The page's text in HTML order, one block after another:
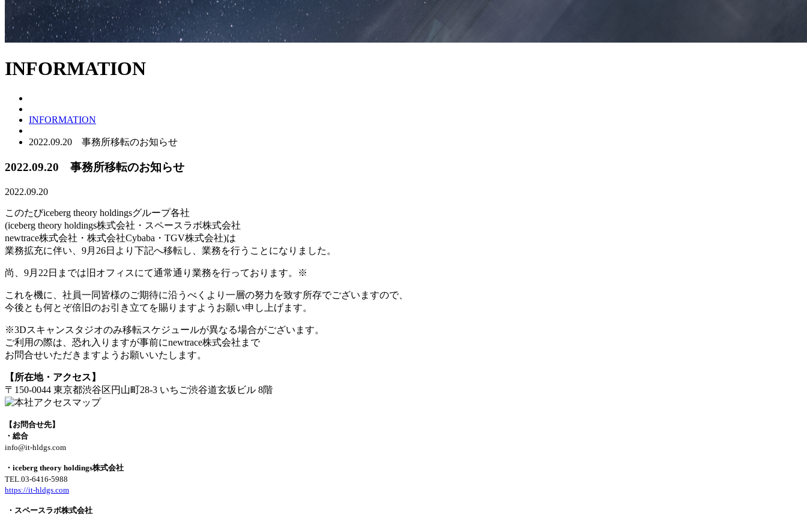
INFORMATION
INFORMATION
2022.09.20 事務所移転のお知らせ
2022.09.20 事務所移転のお知らせ
2022.09.20
このたびiceberg theory holdingsグループ各社
(iceberg theory holdings株式会社・スペースラボ株式会社
newtrace株式会社・株式会社Cybaba・TGV株式会社)は
業務拡充に伴い、 9月26日より下記へ移転し、業務を行うことになりました。
尚、9月22日までは旧オフィスにて通常通り業務を行っております。※
これを機に、社員一同皆様のご期待に沿うべくより一層の努力を致す所存でございますので、
今後とも何とぞ倍旧のお引き立てを賜りますようお願い申し上げます。
※3Dスキャンスタジオのみ移転スケジュールが異なる場合がございます。
ご利用の際は、恐れ入りますが事前にnewtrace株式会社まで
お問合せいただきますようお願いいたします。
【所在地・アクセス】
〒150-0044 東京都渋谷区円山町28-3 いちご渋谷道玄坂ビル 8階
【お問合せ先】
・総合
info@it-hldgs.com
・iceberg theory holdings株式会社
TEL.03-6416-5988
https://it-hldgs.com
・スペースラボ株式会社